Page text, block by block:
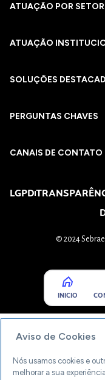
ATUAÇÃO POR SETOR
ATUAÇÃO
SOLUÇÕES
PERGUNTAS CHAVES​
CANAIS DE CONTATO
LGPD
© 2024
INICIO
Aviso de Cookies
Nós usamos cookies e
melhorar a sua